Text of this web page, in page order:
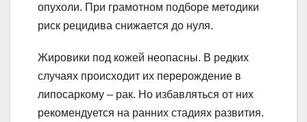
опухоли. При грамотном подборе методики
риск рецидива снижается до нуля.
Жировики под кожей неопасны. В редких
случаях происходит их перерождение в
липосаркому – рак. Но избавляться от них
рекомендуется на ранних стадиях развития.